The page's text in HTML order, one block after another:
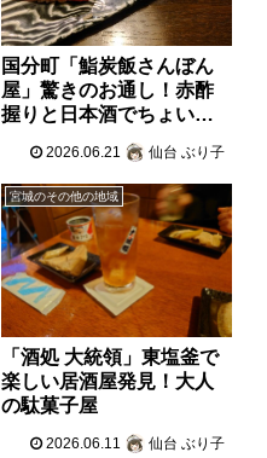
国分町「鮨炭飯さんぼん
屋」驚きのお通し！赤酢
握りと日本酒でちょい飲
2026.06.21 仙台 ぶり子
宮城のその他の地域
「酒処 大統領」東塩釜で
楽しい居酒屋発見！大人
の駄菓子屋
2026.06.11 仙台 ぶり子